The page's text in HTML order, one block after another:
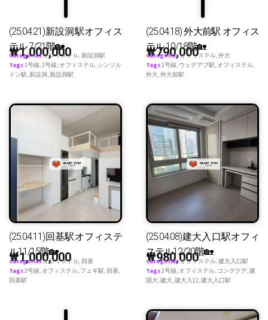
(25.04.21)新設洞駅オフィス
テル 7/21階🏡
₩1,000,000
Categoriesオフィステル,新設洞駅
Tags1号線,2号線, オフィステル, シンソル
ドン駅,新設洞 ,新設洞駅
(25.04.18) 外大前駅 オフィス
テル 10/18階🏡
₩790,000
Categoriesオフィステル,外大
Tags1号線, ウェデアプ駅, オフィステル,
外大,外大前駅
(25.04.11)回基駅オフィステ
ル11/15階🏡
₩1,000,000
Categoriesオフィステル, 回基
Tags2号線, オフィステル, フェギ駅, 回基,
回基駅
(25.04.08)建大入口駅オフィ
ステル12/20階🏡
₩980,000
Categoriesオフィステル,建大入口駅
Tags2号線, オフィステル, コングクデ,建
国大,建大,建大入口,建大入口駅